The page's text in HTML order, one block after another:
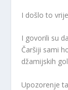
I došlo to
I govorili su
Čaršiji sami
džamijskih
Upozorenje